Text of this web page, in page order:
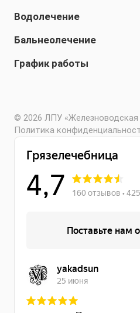
Водолечение
Бальнеолечение
График работы
© 2026 ЛПУ «Железноводская
Политика